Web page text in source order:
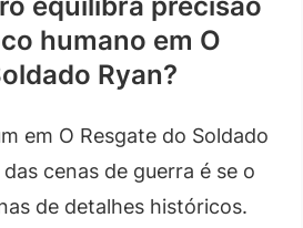
humano em O
Ryan?
em O Resgate do Soldado
cenas de guerra é se o
de detalhes históricos.